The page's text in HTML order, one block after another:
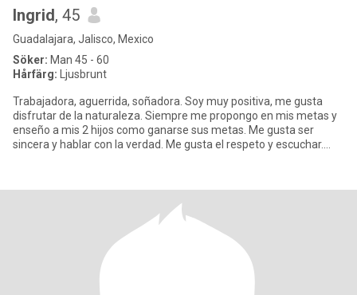
Ingrid, 45
Guadalajara, Jalisco, Mexico
Söker: Man 45 - 60
Hårfärg: Ljusbrunt
Trabajadora, aguerrida, soñadora. Soy muy positiva, me gusta
disfrutar de la naturaleza. Siempre me propongo en mis metas y
enseño a mis 2 hijos como ganarse sus metas. Me gusta ser
sincera y hablar con la verdad. Me gusta el respeto y escuchar.